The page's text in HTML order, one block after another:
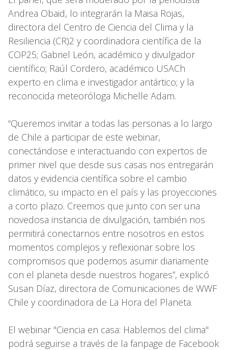
Andrea Obaid, lo integrarán la Maisa Rojas,
directora del Centro de Ciencia del Clima y la
Resiliencia (CR)2 y coordinadora científica de la
COP25; Gabriel León, académico y divulgador
científico; Raúl Cordero, académico USACh
experto en clima e investigador antártico; y la
reconocida meteoróloga Michelle Adam.
“Queremos invitar a todas las personas a lo largo
de Chile a participar de este webinar,
conectándose e interactuando con expertos de
primer nivel que desde sus casas nos entregarán
datos y evidencia científica sobre el cambio
climático, su impacto en el país y las proyecciones
a corto plazo. Creemos que junto con ser una
novedosa instancia de divulgación, también nos
permitirá conectarnos entre nosotros en estos
momentos complejos y reflexionar sobre los
compromisos que podemos asumir diariamente
con el planeta desde nuestros hogares”, explicó
Susan Díaz, directora de Comunicaciones de WWF
Chile y coordinadora de La Hora del Planeta.
El webinar "Ciencia en casa: Hablemos del clima"
podrá seguirse a través de la fanpage de Facebook